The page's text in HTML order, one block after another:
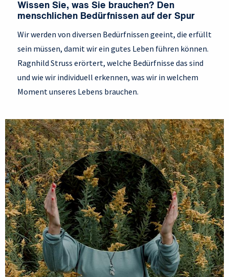
Wissen Sie, was Sie brauchen? Den
menschlichen Bedürfnissen auf der Spur
Wir werden von diversen Bedürfnissen geeint, die erfüllt
sein müssen, damit wir ein gutes Leben führen können.
Ragnhild Struss erörtert, welche Bedürfnisse das sind
und wie wir individuell erkennen, was wir in welchem
Moment unseres Lebens brauchen.